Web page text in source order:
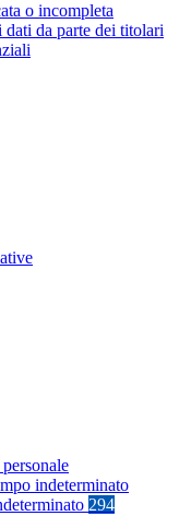
o incompleta
dati da parte dei titolari
indeterminato
294